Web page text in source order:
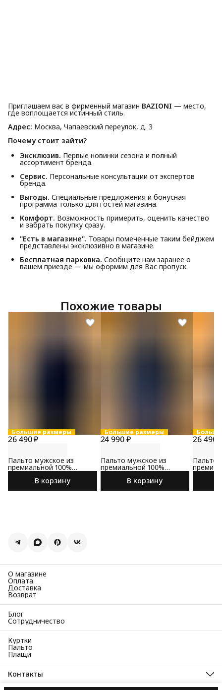
Приглашаем вас в фирменный магазин BAZIONI — место,
где воплощается истинный стиль.
Адрес: Москва, Чапаевский переулок, д. 3
Почему стоит зайти?
Эксклюзив. Первые новинки сезона и полный
ассортимент бренда.
Сервис. Персональные консультации от экспертов
бренда.
Выгоды. Специальные предложения и бонусная
программа только для гостей магазина.
Комфорт. Возможность примерить, оценить качество
и забрать покупку сразу.
"Есть в магазине". Товары помеченные таким бейджем
представлены эксклюзивно в магазине.
Бесплатная парковка. Сообщите нам заранее о
вашем приезде — мы оформим для Вас пропуск.
Похожие товары
Большие размеры
26 490 ₽
Пальто мужское из
премиальной 100%
шерсти
В корзину
Большие размеры
24 990 ₽
Пальто мужское из
премиальной 100%
шерсти
В корзину
26 490
Пальто
шерсти
О магазине
Оплата
Доставка
Возврат
Блог
Сотрудничество
Куртки
Пальто
Плащи
Контакты
Адрес